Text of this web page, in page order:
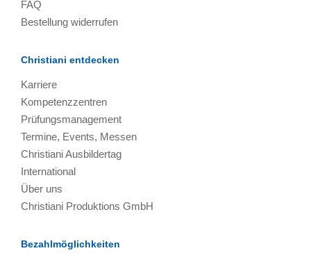
FAQ
Bestellung widerrufen
Christiani entdecken
Karriere
Kompetenzzentren
Prüfungsmanagement
Termine, Events, Messen
Christiani Ausbildertag
International
Über uns
Christiani Produktions GmbH
Bezahlmöglichkeiten